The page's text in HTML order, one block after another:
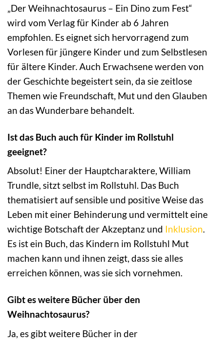
„Der Weihnachtosaurus – Ein Dino zum Fest“
wird vom Verlag für Kinder ab 6 Jahren
empfohlen. Es eignet sich hervorragend zum
Vorlesen für jüngere Kinder und zum Selbstlesen
für ältere Kinder. Auch Erwachsene werden von
der Geschichte begeistert sein, da sie zeitlose
Themen wie Freundschaft, Mut und den Glauben
an das Wunderbare behandelt.
Ist das Buch auch für Kinder im Rollstuhl
geeignet?
Absolut! Einer der Hauptcharaktere, William
Trundle, sitzt selbst im Rollstuhl. Das Buch
thematisiert auf sensible und positive Weise das
Leben mit einer Behinderung und vermittelt eine
wichtige Botschaft der Akzeptanz und Inklusion.
Es ist ein Buch, das Kindern im Rollstuhl Mut
machen kann und ihnen zeigt, dass sie alles
erreichen können, was sie sich vornehmen.
Gibt es weitere Bücher über den
Weihnachtosaurus?
Ja, es gibt weitere Bücher in der